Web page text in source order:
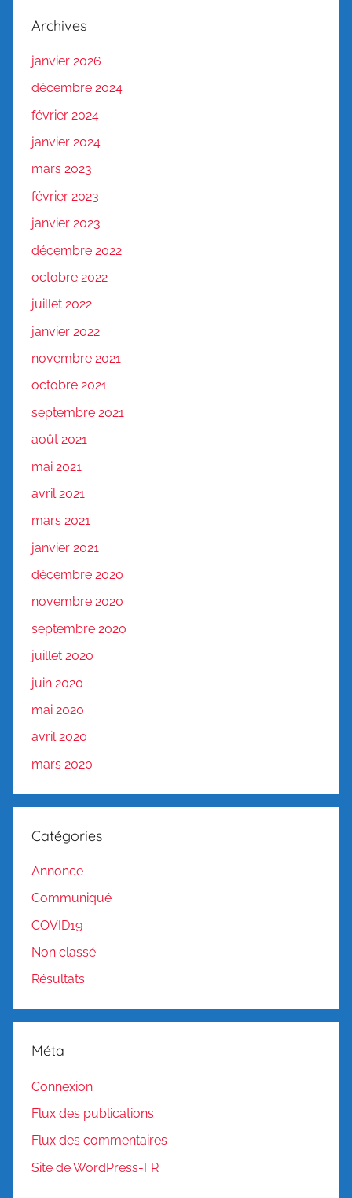
Archives
janvier 2026
décembre 2024
février 2024
janvier 2024
mars 2023
février 2023
janvier 2023
décembre 2022
octobre 2022
juillet 2022
janvier 2022
novembre 2021
octobre 2021
septembre 2021
août 2021
mai 2021
avril 2021
mars 2021
janvier 2021
décembre 2020
novembre 2020
septembre 2020
juillet 2020
juin 2020
mai 2020
avril 2020
mars 2020
Catégories
Annonce
Communiqué
COVID19
Non classé
Résultats
Méta
Connexion
Flux des publications
Flux des commentaires
Site de WordPress-FR